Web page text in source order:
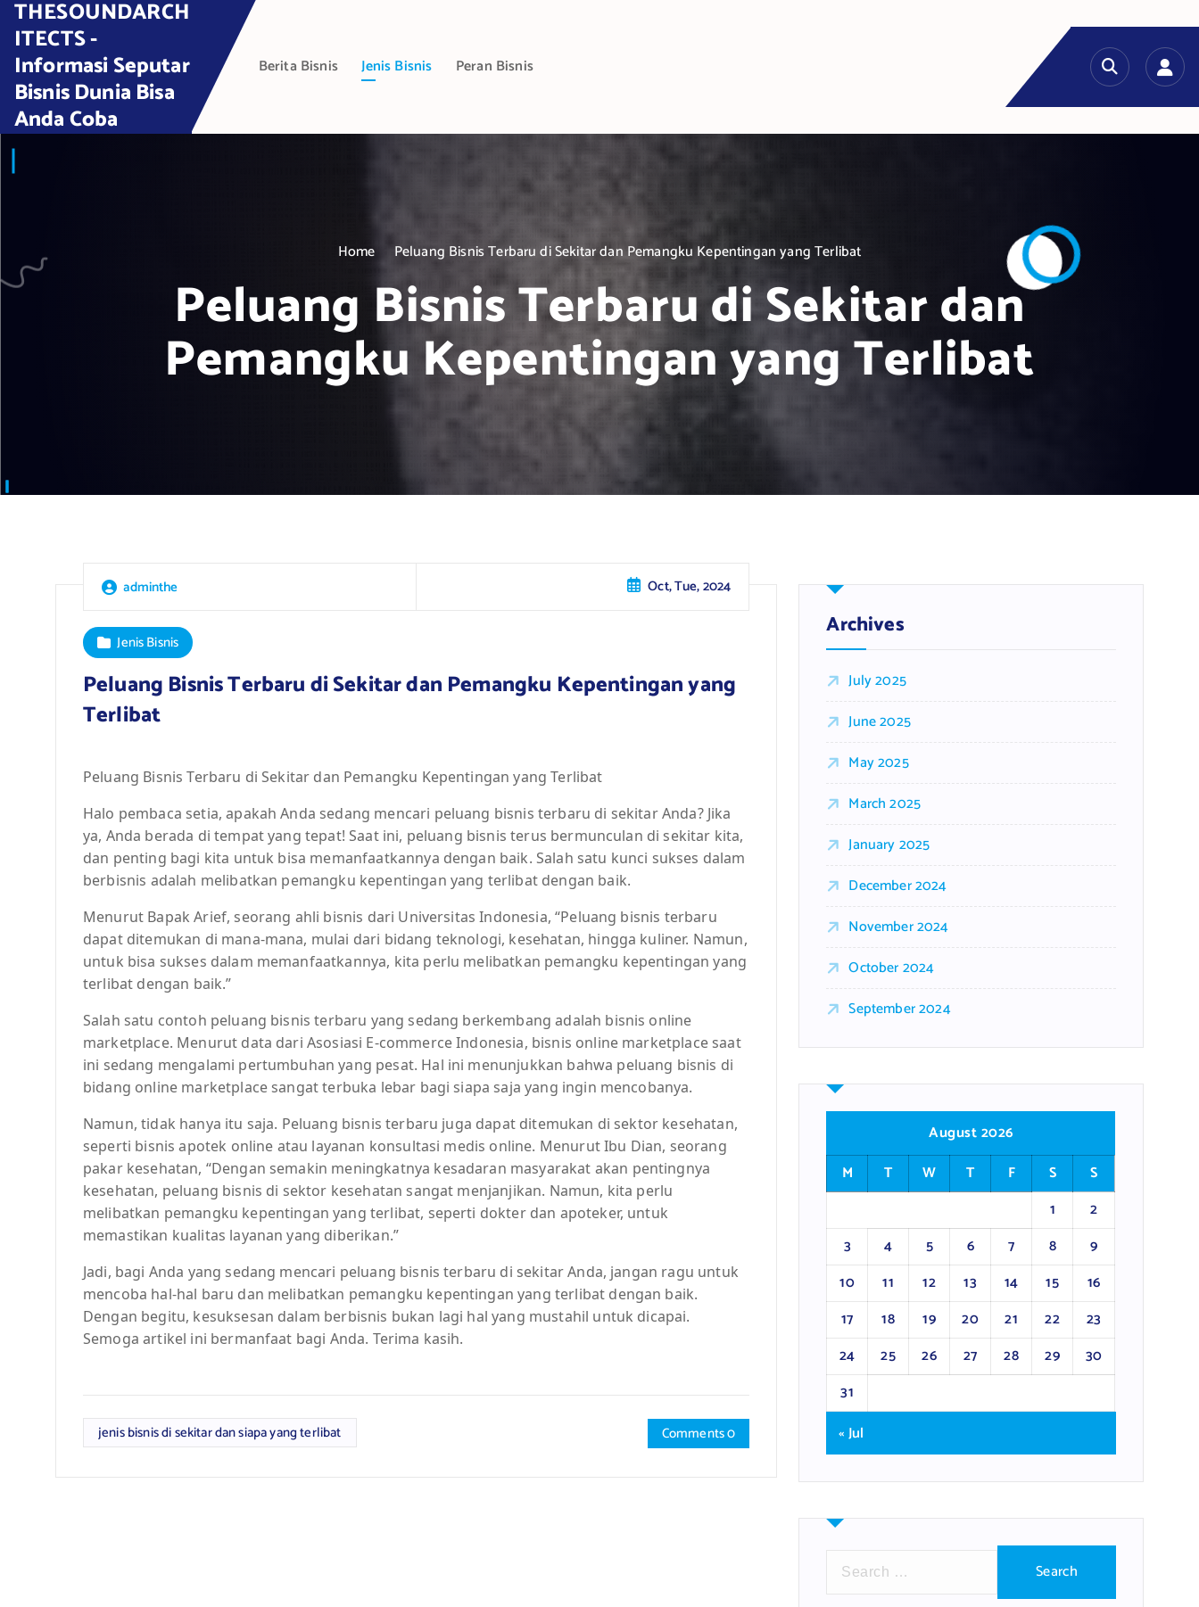
t
THESOUNDARCH
ITECTS -
Informasi Seputar
Bisnis Dunia Bisa
Anda Coba
Berita Bisnis Jenis Bisnis Peran Bisnis
Home Peluang Bisnis Terbaru di Sekitar dan Pemangku Kepentingan yang Terlibat
Peluang Bisnis Terbaru di Sekitar dan
Pemangku Kepentingan yang Terlibat
adminthe Oct, Tue, 2024
Jenis Bisnis
Peluang Bisnis Terbaru di Sekitar dan Pemangku Kepentingan yang
Terlibat
Peluang Bisnis Terbaru di Sekitar dan Pemangku Kepentingan yang Terlibat
Halo pembaca setia, apakah Anda sedang mencari peluang bisnis terbaru di sekitar Anda? Jika
ya, Anda berada di tempat yang tepat! Saat ini, peluang bisnis terus bermunculan di sekitar kita,
dan penting bagi kita untuk bisa memanfaatkannya dengan baik. Salah satu kunci sukses dalam
berbisnis adalah melibatkan pemangku kepentingan yang terlibat dengan baik.
Menurut Bapak Arief, seorang ahli bisnis dari Universitas Indonesia, “Peluang bisnis terbaru
dapat ditemukan di mana-mana, mulai dari bidang teknologi, kesehatan, hingga kuliner. Namun,
untuk bisa sukses dalam memanfaatkannya, kita perlu melibatkan pemangku kepentingan yang
terlibat dengan baik.”
Salah satu contoh peluang bisnis terbaru yang sedang berkembang adalah bisnis online
marketplace. Menurut data dari Asosiasi E-commerce Indonesia, bisnis online marketplace saat
ini sedang mengalami pertumbuhan yang pesat. Hal ini menunjukkan bahwa peluang bisnis di
bidang online marketplace sangat terbuka lebar bagi siapa saja yang ingin mencobanya.
Namun, tidak hanya itu saja. Peluang bisnis terbaru juga dapat ditemukan di sektor kesehatan,
seperti bisnis apotek online atau layanan konsultasi medis online. Menurut Ibu Dian, seorang
pakar kesehatan, “Dengan semakin meningkatnya kesadaran masyarakat akan pentingnya
kesehatan, peluang bisnis di sektor kesehatan sangat menjanjikan. Namun, kita perlu
melibatkan pemangku kepentingan yang terlibat, seperti dokter dan apoteker, untuk
memastikan kualitas layanan yang diberikan.”
Jadi, bagi Anda yang sedang mencari peluang bisnis terbaru di sekitar Anda, jangan ragu untuk
mencoba hal-hal baru dan melibatkan pemangku kepentingan yang terlibat dengan baik.
Dengan begitu, kesuksesan dalam berbisnis bukan lagi hal yang mustahil untuk dicapai.
Semoga artikel ini bermanfaat bagi Anda. Terima kasih.
jenis bisnis di sekitar dan siapa yang terlibat Comments 0
Archives
July 2025
June 2025
May 2025
March 2025
January 2025
December 2024
November 2024
October 2024
September 2024
August 2026
M
T W T F S
S
1
2
3
4 5 6 7 8
9
10
11 12 13 14 15
16
17
18 19 20 21 22
23
24
25 26 27 28 29
30
31
« Jul